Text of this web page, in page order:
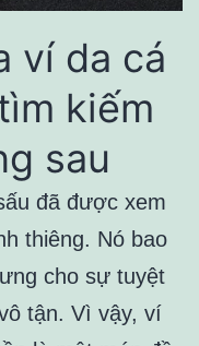
ví da cá
kiếm
sau
đã được xem
thiêng. Nó bao
cho sự tuyệt
tận. Vì vậy, ví